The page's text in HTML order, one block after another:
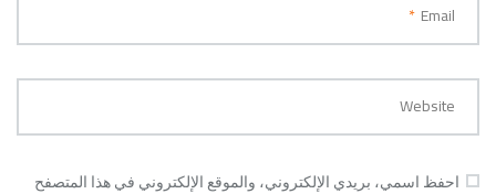
Email
*
Website
احفظ اسمي، بريدي الإلكتروني، والموقع الإلكتروني في هذا المتصفح